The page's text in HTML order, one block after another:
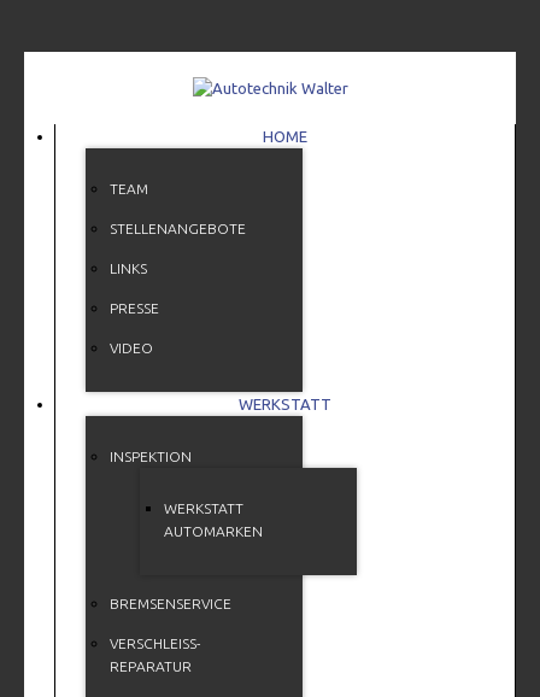
HOME
TEAM
STELLENANGEBOTE
LINKS
PRESSE
VIDEO
WERKSTATT
INSPEKTION
WERKSTATT
AUTOMARKEN
BREMSENSERVICE
VERSCHLEISS-
REPARATUR